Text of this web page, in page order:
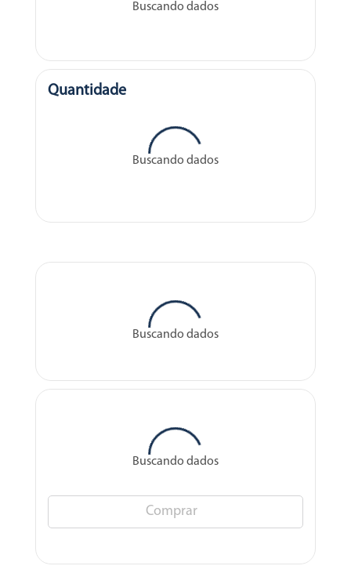
Buscando dados
Quantidade
Buscando dados
Buscando dados
Buscando dados
Comprar